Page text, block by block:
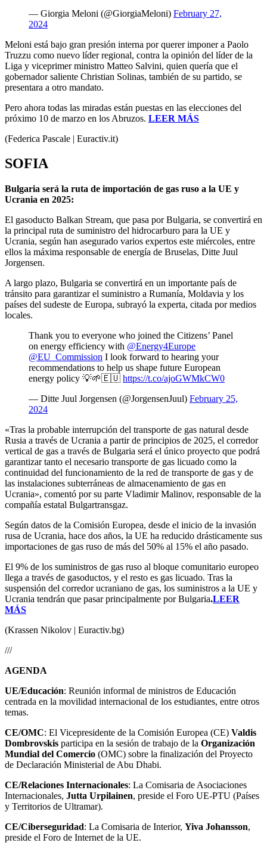
— Giorgia Meloni (@GiorgiaMeloni) February 27,
2024
Meloni está bajo gran presión interna por querer imponer a Paolo
Truzzu como nuevo líder regional, contra la opinión del líder de la
Liga y viceprimer ministro Matteo Salvini, quien quería que el
gobernador saliente Christian Solinas, también de su partido, se
presentara a otro mandato.
Pero ahora todas las miradas están puestas en las elecciones del
próximo 10 de marzo en los Abruzos. LEER MÁS
(Federica Pascale | Euractiv.it)
SOFIA
Bulgaria será la ruta de importación de gas ruso a la UE y
Ucrania en 2025:
El gasoducto Balkan Stream, que pasa por Bulgaria, se convertirá en
la principal ruta de suministro del hidrocarburo para la UE y
Ucrania, según han asegurado varios expertos este miércoles, entre
ellos la máxima responsable de energía de Bruselas, Ditte Juul
Jorgensen.
A largo plazo, Bulgaria se convertirá en un importante país de
tránsito para garantizar el suministro a Rumanía, Moldavia y los
países del sudeste de Europa, subrayó la experta, citada por medios
locales.
Thank you to everyone who joined the Citizens’ Panel
on energy efficiency with @Energy4Europe
@EU_Commission I look forward to hearing your
recommendations to help us shape future European
energy policy 💡🌱🇪🇺 https://t.co/ajoGWMkCW0
— Ditte Juul Jorgensen (@JorgensenJuul) February 25,
2024
«Tras la probable interrupción del transporte de gas natural desde
Rusia a través de Ucrania a partir de principios de 2025, el corredor
vertical de gas a través de Bulgaria será el único proyecto que podrá
garantizar tanto el necesario transporte de gas licuado como la
continuidad del funcionamiento de la red de transporte de gas y de
las instalaciones subterráneas de almacenamiento de gas en
Ucrania», comentó por su parte Vladimir Malinov, responsable de la
compañía estatal Bulgartransgaz.
Según datos de la Comisión Europea, desde el inicio de la invasión
rusa de Ucrania, hace dos años, la UE ha reducido drásticamente sus
importaciones de gas ruso de más del 50% al 15% el año pasado.
El 9% de los suministros de gas ruso al bloque comunitario europeo
llega a través de gasoductos, y el resto es gas licuado. Tras la
suspensión del corredor ucraniano de gas, los suministros a la UE y
Ucrania tendrán que pasar principalmente por Bulgaria.LEER
MÁS
(Krassen Nikolov | Euractiv.bg)
///
AGENDA
UE/Educación: Reunión informal de ministros de Educación
centrada en la movilidad internacional de los estudiantes, entre otros
temas.
CE/OMC: El Vicepresidente de la Comisión Europea (CE) Valdis
Dombrovskis participa en la sesión de trabajo de la Organización
Mundial del Comercio (OMC) sobre la finalización del Proyecto
de Declaración Ministerial de Abu Dhabi.
CE/Relaciones Internacionales: La Comisaria de Asociaciones
Internacionales, Jutta Urpilainen, preside el Foro UE-PTU (Países
y Territorios de Ultramar).
CE/Ciberseguridad: La Comisaria de Interior, Yiva Johansson,
preside el Foro de Internet de la UE.